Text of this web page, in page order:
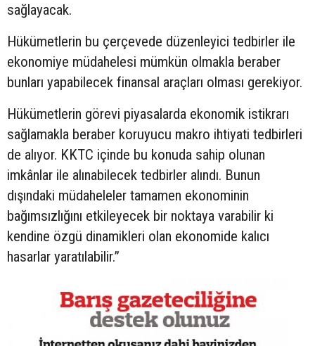
sağlayacak.
Hükümetlerin bu çerçevede düzenleyici tedbirler ile
ekonomiye müdahelesi mümkün olmakla beraber
bunları yapabilecek finansal araçları olması gerekiyor.
Hükümetlerin görevi piyasalarda ekonomik istikrarı
sağlamakla beraber koruyucu makro ihtiyati tedbirleri
de alıyor. KKTC içinde bu konuda sahip olunan
imkânlar ile alınabilecek tedbirler alındı. Bunun
dışındaki müdaheleler tamamen ekonominin
bağımsızlığını etkileyecek bir noktaya varabilir ki
kendine özgü dinamikleri olan ekonomide kalıcı
hasarlar yaratılabilir.”